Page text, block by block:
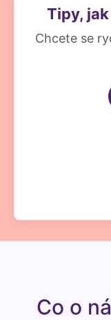
Tipy,
Chcete se
Co o